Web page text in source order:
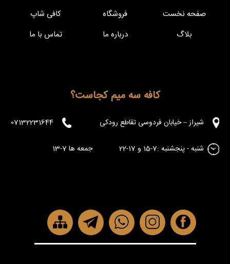
صفحه نخست فروشگاه
کافی شاپ
بلاگ
درباره ما تماس با ما
کافه سه میم کجاست؟
شیراز – خیابان فردوسی تقاطع رودکی 07132231644
شنبه - پنجشنبه :7-15 و 17-22 جمعه ها 7-13